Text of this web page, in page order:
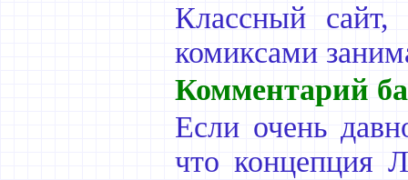
Классный
комиксами
Комментарий
Если очень
что концепция